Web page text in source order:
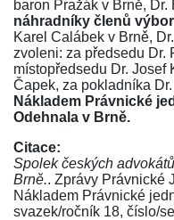
baron Pražák v Brně, Dr.
náhradníky členů
Karel Calábek v Brně,
zvoleni: za předsedu Dr.
místopředsedu Dr. Josef
Čapek, za pokladníka
Nákladem Právnické
Odehnala v Brně.
Citace:
Spolek českých
Brně.. Zprávy Právnické
Nákladem Právnické
svazek/ročník 18, číslo/